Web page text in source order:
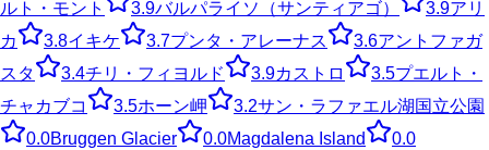
ルト・モント 3.9バルパライソ（サンティアゴ） 3.9アリ
カ
3.8イキケ 3.7プンタ・アレーナス 3.6アントファガ
スタ
3.4チリ・フィヨルド 3.9カストロ 3.5プエルト・
チャカブコ
3.5ホーン岬 3.2サン・ラファエル湖国立公園
0.0Bruggen Glacier 0.0Magdalena Island 0.0